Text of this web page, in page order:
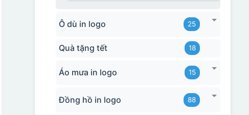
Ô dù in logo 25
Quà tặng tết 18
Áo mưa in logo 15
Đồng hồ in logo 88